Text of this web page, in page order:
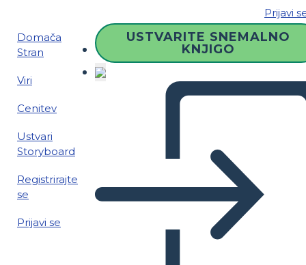
Prijavi
Domača
Stran
Viri
Cenitev
Ustvari
Storyboard
Registrirajte
se
Prijavi se
USTVARITE SNEMALNO
KNJIGO